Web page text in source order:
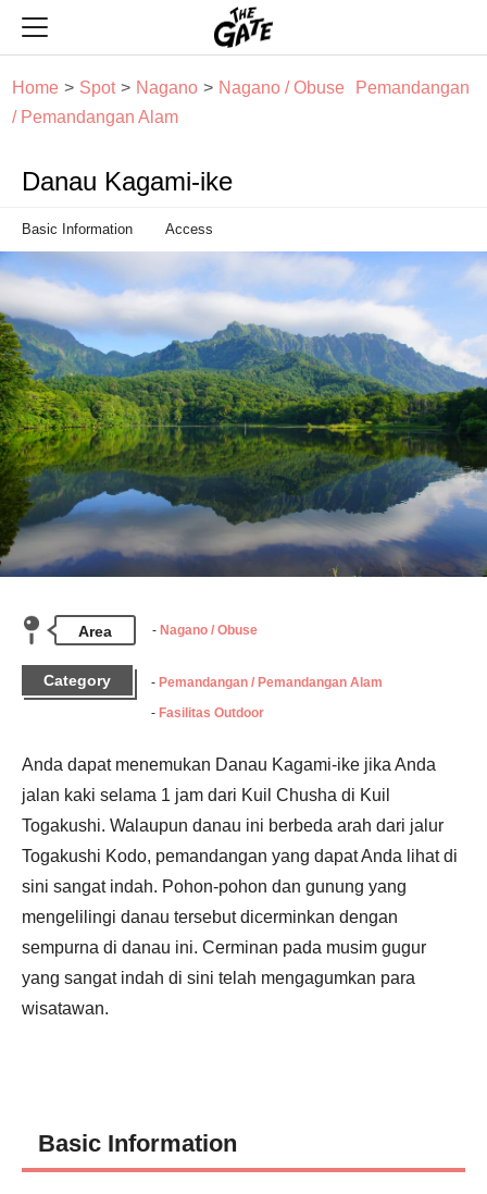
Home Spot Nagano Nagano / Obuse
Pemandangan
/ Pemandangan Alam
Danau Kagami-ike
Basic Information Access
Area Nagano / Obuse
Category
Pemandangan / Pemandangan Alam
Fasilitas Outdoor
Anda dapat menemukan Danau Kagami-ike jika Anda
jalan kaki selama 1 jam dari Kuil Chusha di Kuil
Togakushi. Walaupun danau ini berbeda arah dari jalur
Togakushi Kodo, pemandangan yang dapat Anda lihat di
sini sangat indah. Pohon-pohon dan gunung yang
mengelilingi danau tersebut dicerminkan dengan
sempurna di danau ini. Cerminan pada musim gugur
yang sangat indah di sini telah mengagumkan para
wisatawan.
Basic Information